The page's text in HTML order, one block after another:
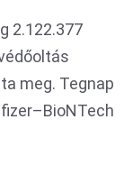
2.122.377
meg. Tegnap